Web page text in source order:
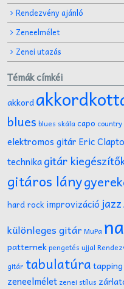
Rendezvény ajánló
Zeneelmélet
Zenei utazás
Témák címkéi
akkord
blues blues skálacapo country
elektromos gitár Eric
technikagitár
gitáros lány
hard rock improvizáció jazz
különleges gitár MuPa
patternekpengetés ujjal
gitár tabulatúratapping
zeneelmélet zenei stílus